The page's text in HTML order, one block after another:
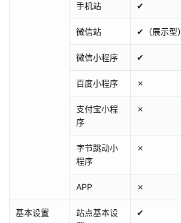
手机站 ✔
微信站 ✔（展示型）
微信小程序 ✔
百度小程序 ✗
支付宝小程
序
✗
字节跳动小
程序
✗
APP ✗
基本设置
站点基本设
✔